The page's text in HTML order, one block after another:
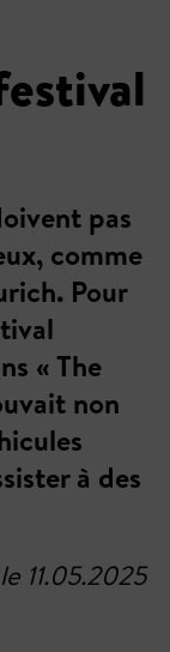
pas
comme
Pour
« The
non
à des
11.05.2025